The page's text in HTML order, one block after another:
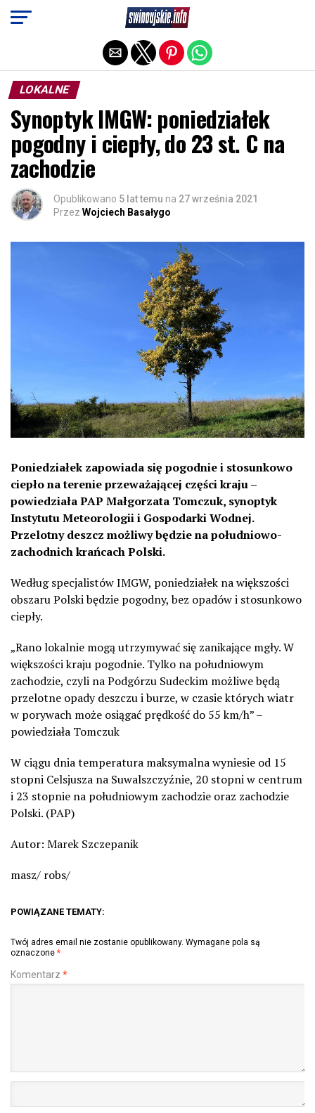
LOKALNE
Synoptyk IMGW: poniedziałek
pogodny i ciepły, do 23 st. C na
zachodzie
Opublikowano 5 lat temu na 27 września 2021
Przez Wojciech Basałygo
Poniedziałek zapowiada się pogodnie i stosunkowo
ciepło na terenie przeważającej części kraju –
powiedziała PAP Małgorzata Tomczuk, synoptyk
Instytutu Meteorologii i Gospodarki Wodnej.
Przelotny deszcz możliwy będzie na południowo-
zachodnich krańcach Polski.
Według specjalistów IMGW, poniedziałek na większości
obszaru Polski będzie pogodny, bez opadów i stosunkowo
ciepły.
„Rano lokalnie mogą utrzymywać się zanikające mgły. W
większości kraju pogodnie. Tylko na południowym
zachodzie, czyli na Podgórzu Sudeckim możliwe będą
przelotne opady deszczu i burze, w czasie których wiatr
w porywach może osiągać prędkość do 55 km/h” –
powiedziała Tomczuk
W ciągu dnia temperatura maksymalna wyniesie od 15
stopni Celsjusza na Suwalszczyźnie, 20 stopni w centrum
i 23 stopnie na południowym zachodzie oraz zachodzie
Polski. (PAP)
Autor: Marek Szczepanik
masz/ robs/
POWIĄZANE TEMATY:
Twój adres email nie zostanie opublikowany. Wymagane pola są
oznaczone *
Komentarz *
Exit mobile version